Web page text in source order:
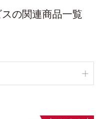
の関連商品一覧